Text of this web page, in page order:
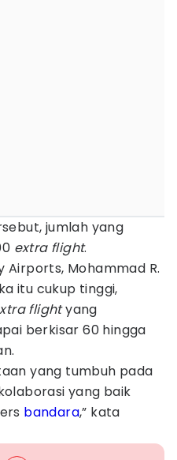
jumlah yang
extra flight.
Mohammad R.
itu cukup tinggi,
flightyang
berkisar 60 hingga
yang tumbuh pada
yang baik
bandara,” kata